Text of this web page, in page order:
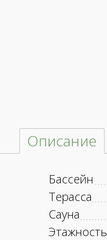
Описание
Бассейн
Терасса
Сауна
Этажность